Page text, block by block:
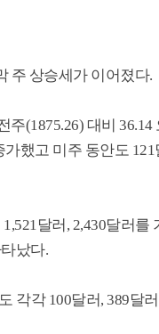
주 상승세가 이어졌다.
(1875.26) 대비
했고 미주 동안도
달러, 2,430달러
났다.
각각 100달러, 389달